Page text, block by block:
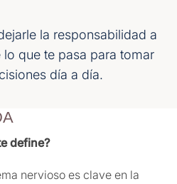
la responsabilidad a
que te pasa para tomar
día a día.
define?
nervioso es clave en la